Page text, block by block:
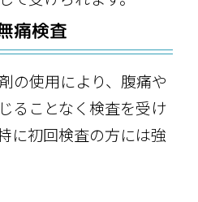
痛検査
の使用により、腹痛や
ることなく検査を受け
に初回検査の方には強